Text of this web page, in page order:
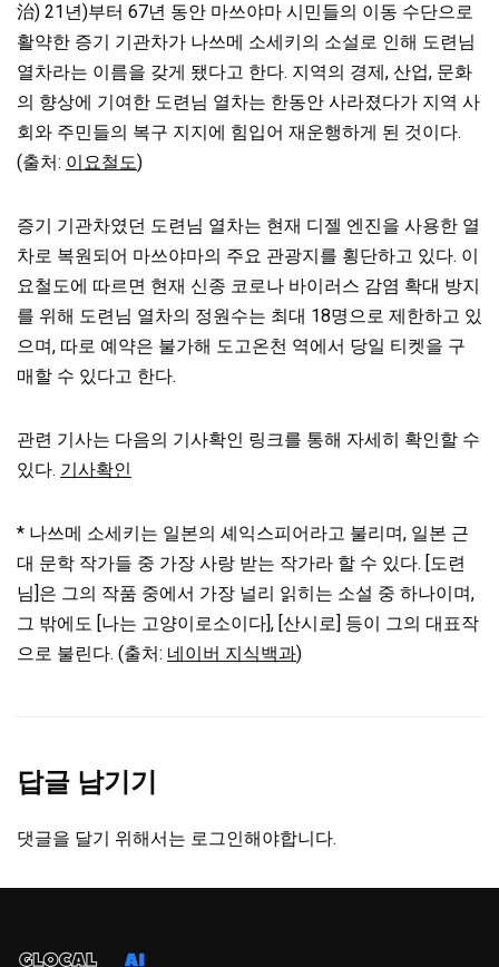
治) 21년)부터 67년 동안 마쓰야마 시민들의 이동 수단으로
활약한 증기 기관차가 나쓰메 소세키의 소설로 인해 도련님
열차라는 이름을 갖게 됐다고 한다. 지역의 경제, 산업, 문화
의 향상에 기여한 도련님 열차는 한동안 사라졌다가 지역 사
회와 주민들의 복구 지지에 힘입어 재운행하게 된 것이다.
(출처: 이요철도)
증기 기관차였던 도련님 열차는 현재 디젤 엔진을 사용한 열
차로 복원되어 마쓰야마의 주요 관광지를 횡단하고 있다. 이
요철도에 따르면 현재 신종 코로나 바이러스 감염 확대 방지
를 위해 도련님 열차의 정원수는 최대 18명으로 제한하고 있
으며, 따로 예약은 불가해 도고온천 역에서 당일 티켓을 구
매할 수 있다고 한다.
관련 기사는 다음의 기사확인 링크를 통해 자세히 확인할 수
있다. 기사확인
* 나쓰메 소세키는 일본의 셰익스피어라고 불리며, 일본 근
대 문학 작가들 중 가장 사랑 받는 작가라 할 수 있다. [도련
님]은 그의 작품 중에서 가장 널리 읽히는 소설 중 하나이며,
그 밖에도 [나는 고양이로소이다], [산시로] 등이 그의 대표작
으로 불린다. (출처: 네이버 지식백과)
답글 남기기
댓글을 달기 위해서는 로그인해야합니다.